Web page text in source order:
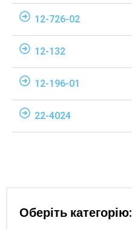
12-726-02
12-132
12-196-01
22-4024
Оберіть категорію: